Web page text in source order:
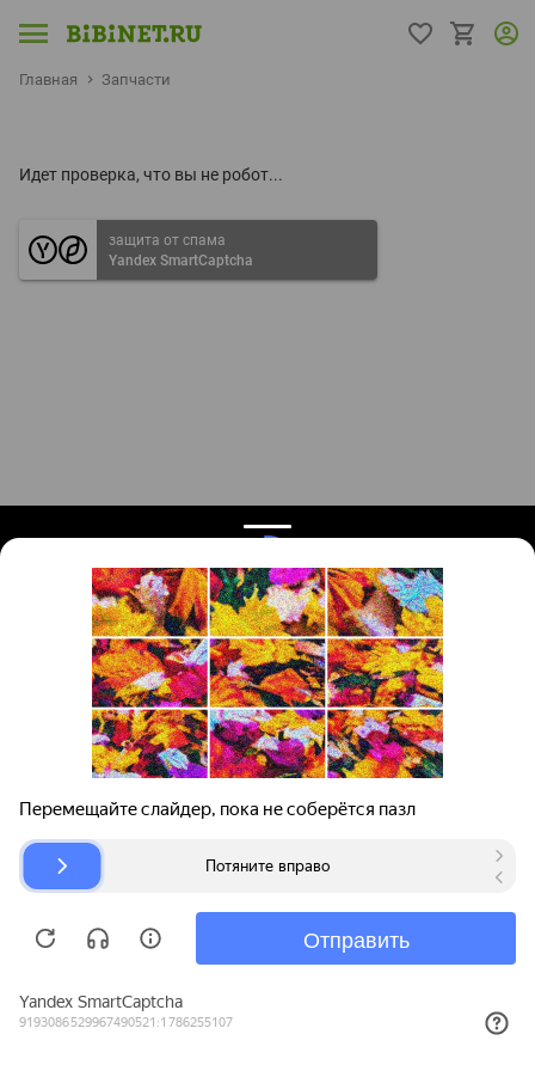
Главная Запчасти
Идет проверка, что вы не робот...
защита от спама
Yandex SmartCaptcha
Поиск запчастей
Для автокомпаний
Авторазборки
О проекте
Помощь
Карта сайта
© bibinet.ru - система поиска запчастей,
Copyright 2010-2026 Все права защищены